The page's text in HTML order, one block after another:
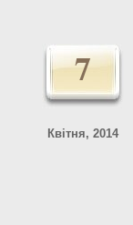
7
Квітня, 2014